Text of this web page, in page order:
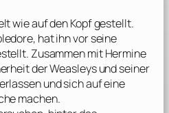
wie auf den Kopf gestellt.
hat ihn vor seine
Zusammen mit Hermine
der Weasleys und seiner
und sich auf eine
machen.